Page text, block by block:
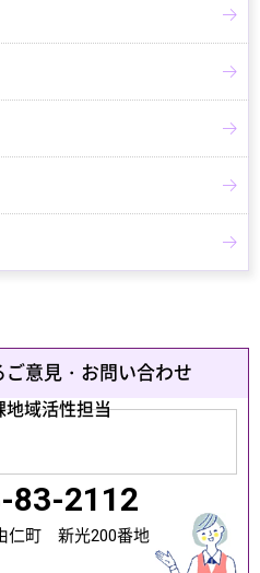
意見・お問い合わせ
地域活性担当
83-2112
仁町 新光200番地